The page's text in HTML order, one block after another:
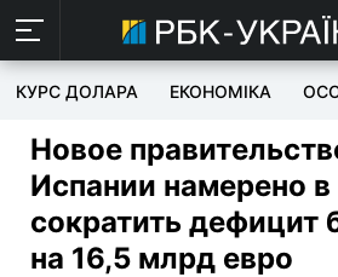
КУРС ДОЛАРА ЕКОНОМІКА
Новое
Испании намерено в
сократить дефицит
на 16,5 млрд евро